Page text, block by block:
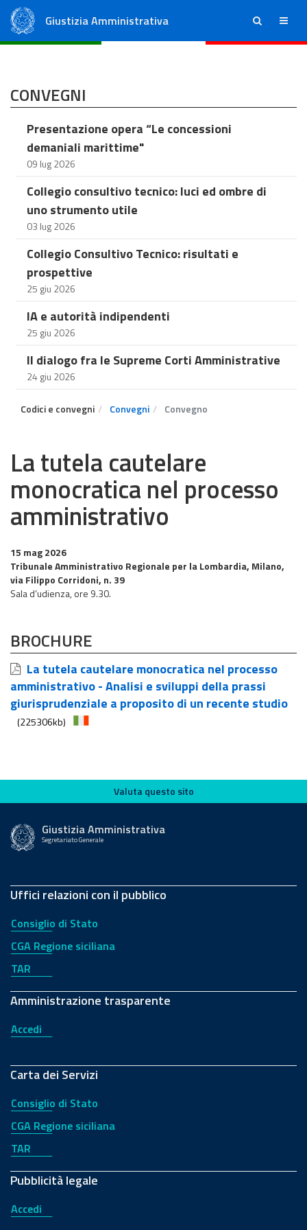
Giustizia Amministrativa ricerca menu
CONVEGNI
Presentazione opera “Le concessioni
demaniali marittime"
09 lug 2026
Collegio consultivo tecnico: luci ed ombre di
uno strumento utile
03 lug 2026
Collegio Consultivo Tecnico: risultati e
prospettive
25 giu 2026
IA e autorità indipendenti
25 giu 2026
Il dialogo fra le Supreme Corti Amministrative
24 giu 2026
Codici e convegni Convegni Convegno
La tutela cautelare
monocratica nel processo
amministrativo
15 mag 2026
Tribunale Amministrativo Regionale per la Lombardia, Milano,
via Filippo Corridoni, n. 39
Sala d’udienza, ore 9.30.
BROCHURE
La tutela cautelare monocratica nel processo
amministrativo - Analisi e sviluppi della prassi
giurisprudenziale a proposito di un recente studio
(225306kb)
Valuta questo sito
Valuta questo sito
Giustizia Amministrativa
Segretariato Generale
Uffici relazioni con il pubblico
Consiglio di Stato
CGA Regione siciliana
TAR
Amministrazione trasparente
Accedi
Carta dei Servizi
Consiglio di Stato
CGA Regione siciliana
TAR
Pubblicità legale
Accedi